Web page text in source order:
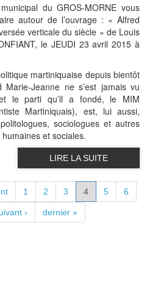
du GROS-MORNE vous
autour de l’ouvrage : « Alfred
verticale du siècle » de Louis
le JEUDI 23 avril 2015 à
martiniquaise depuis bientôt
Marie-Jeanne ne s’est jamais vu
le parti qu’il a fondé, le MIM
Martiniquais), est, lui aussi,
sociologues et autres
et sociales.
LIRE LA SUITE
1 2 3 4 5 6
› dernier »